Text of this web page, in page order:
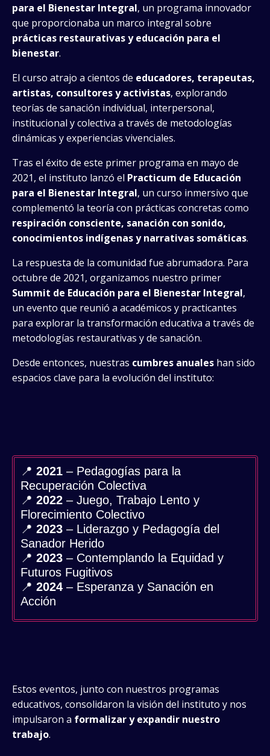
para el Bienestar Integral, un programa innovador
que proporcionaba un marco integral sobre
prácticas restaurativas y educación para el
bienestar.
El curso atrajo a cientos de educadores, terapeutas,
artistas, consultores y activistas, explorando
teorías de sanación individual, interpersonal,
institucional y colectiva a través de metodologías
dinámicas y experiencias vivenciales.
Tras el éxito de este primer programa en mayo de
2021, el instituto lanzó el Practicum de Educación
para el Bienestar Integral, un curso inmersivo que
complementó la teoría con prácticas concretas como
respiración consciente, sanación con sonido,
conocimientos indígenas y narrativas somáticas.
La respuesta de la comunidad fue abrumadora. Para
octubre de 2021, organizamos nuestro primer
Summit de Educación para el Bienestar Integral,
un evento que reunió a académicos y practicantes
para explorar la transformación educativa a través de
metodologías restaurativas y de sanación.
Desde entonces, nuestras cumbres anuales han sido
espacios clave para la evolución del instituto:
📍 2021 – Pedagogías para la
Recuperación Colectiva
📍 2022 – Juego, Trabajo Lento y
Florecimiento Colectivo
📍 2023 – Liderazgo y Pedagogía del
Sanador Herido
📍 2023 – Contemplando la Equidad y
Futuros Fugitivos
📍 2024 – Esperanza y Sanación en
Acción
Estos eventos, junto con nuestros programas
educativos, consolidaron la visión del instituto y nos
impulsaron a formalizar y expandir nuestro
trabajo.